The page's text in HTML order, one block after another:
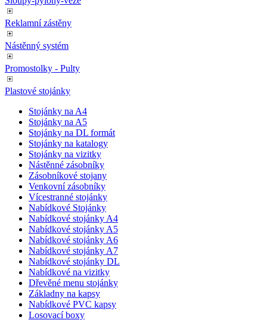
Lankové systémy
Mincovníky-Tácy
Sloupy-pylony-věže
Reklamní zástěny
Nástěnný systém
Promostolky - Pulty
Plastové stojánky
Stojánky na A4
Stojánky na A5
Stojánky na DL formát
Stojánky na katalogy
Stojánky na vizitky
Nástěnné zásobníky
Zásobníkové stojany
Venkovní zásobníky
Vícestranné stojánky
Nabídkové Stojánky
Nabídkové stojánky A4
Nabídkové stojánky A5
Nabídkové stojánky A6
Nabídkové stojánky A7